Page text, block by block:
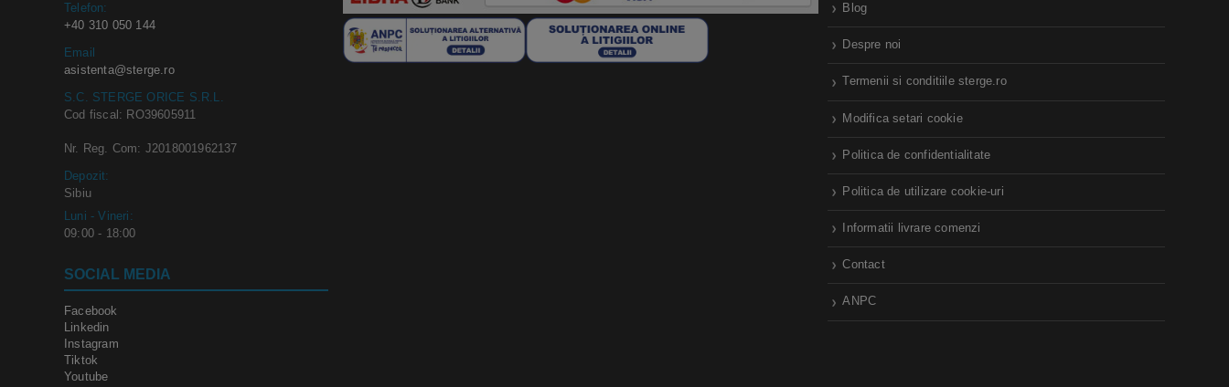
Telefon:
+40 310 050 144
Email
asistenta@sterge.ro
S.C. STERGE ORICE S.R.L.
Cod fiscal: RO39605911
Nr. Reg. Com: J2018001962137
Depozit:
Sibiu
Luni - Vineri:
09:00 - 18:00
SOCIAL MEDIA
Facebook
Linkedin
Instagram
Tiktok
Youtube
Blog
Despre noi
Termenii si conditiile sterge.ro
Modifica setari cookie
Politica de confidentialitate
Politica de utilizare cookie-uri
Informatii livrare comenzi
Contact
ANPC